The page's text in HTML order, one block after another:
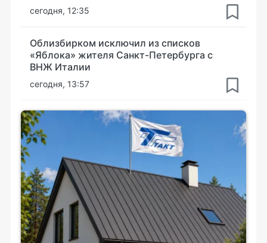
сегодня, 12:35
Облизбирком исключил из списков
«Яблока» жителя Санкт-Петербурга с
ВНЖ Италии
сегодня, 13:57